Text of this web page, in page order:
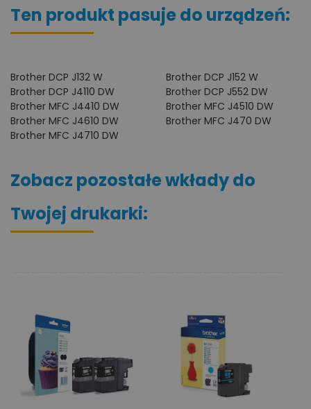
Ten produkt pasuje do urządzeń:
Brother DCP J132 W
Brother DCP J152 W
Brother DCP J4110 DW
Brother DCP J552 DW
Brother MFC J4410 DW
Brother MFC J4510 DW
Brother MFC J4610 DW
Brother MFC J470 DW
Brother MFC J4710 DW
Zobacz pozostałe wkłady do
Twojej drukarki: